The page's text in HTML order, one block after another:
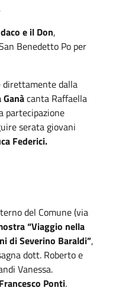
e il Don,
Benedetto Po per
direttamente dalla
Ganàcanta Raffaella
partecipazione
serata giovani
Federici.
del Comune (via
“Viaggio nella
di Severino Baraldi”,
dott. Roberto e
Vanessa.
Ponti.